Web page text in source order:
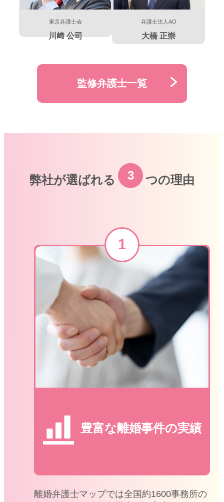
東京弁護士会
川﨑 公司
弁護士法人AO
大橋 正崇
監修弁護士一覧
弊社が選ばれる 3 つの理由
豊富な離婚事件の実績
離婚弁護士マップでは全国約1600事務所の